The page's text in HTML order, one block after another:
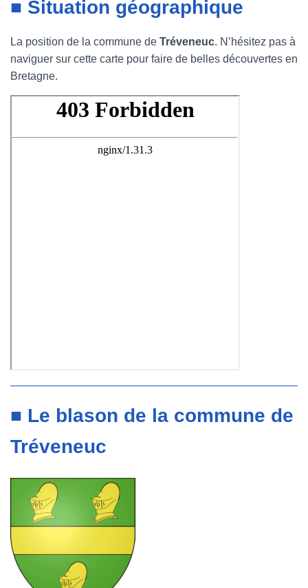
■ Situation géographique
La position de la commune de Tréveneuc. N’hésitez pas à
naviguer sur cette carte pour faire de belles découvertes en
Bretagne.
■ Le blason de la commune de
Tréveneuc